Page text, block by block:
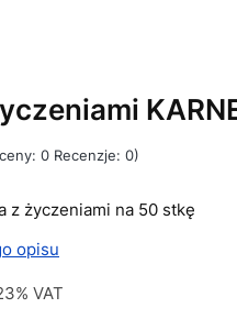
0 Recenzje: 0)
z życzeniami na 50 stkę
opisu
VAT
VAT